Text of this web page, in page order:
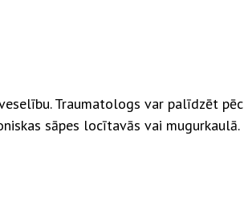
Traumatologs var palīdzēt pēc
sāpes locītavās vai mugurkaulā.